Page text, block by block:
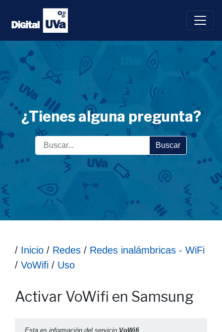
Saltar
contenido
¿Tienes alguna pregunta?
Buscar
Ruta hasta la información
/ Inicio / Redes / Redes inalámbricas - WiFi
/ VoWifi / Uso
Activar VoWifi en Samsung
Esta es información del servicio VoWifi